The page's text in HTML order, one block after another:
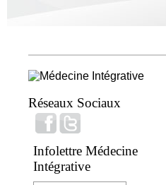
Réseaux Sociaux
Infolettre Médecine
Intégrative